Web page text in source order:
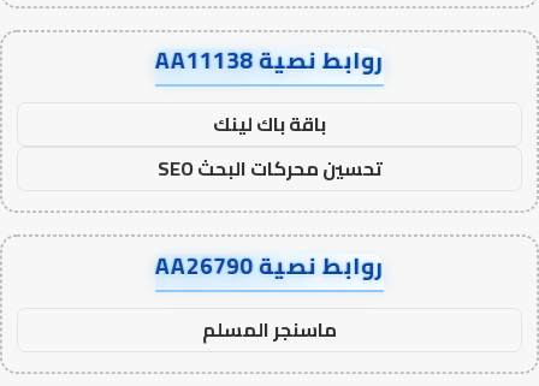
روابط نصية AA11138
باقة باك لينك
تحسين محركات البحث SEO
روابط نصية AA26790
ماسنجر المسلم